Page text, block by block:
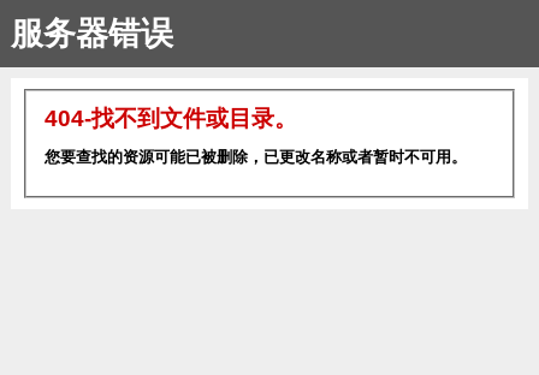
服务器错误
404-找不到文件或目录。
您要查找的资源可能已被删除，已更改名称或者暂时不可用。